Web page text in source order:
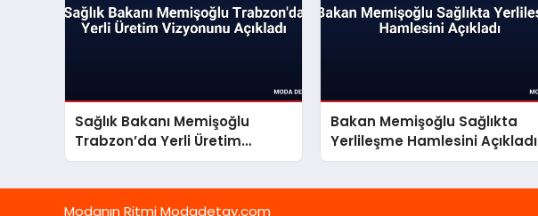
Sağlık Bakanı Memişoğlu
Trabzon’da Yerli Üretim
Vizyonunu Açıkladı
Bakan Memişoğlu Sağlıkta
Yerlileşme Hamlesini Açıkladı
Modanın Ritmi Modadetay.com